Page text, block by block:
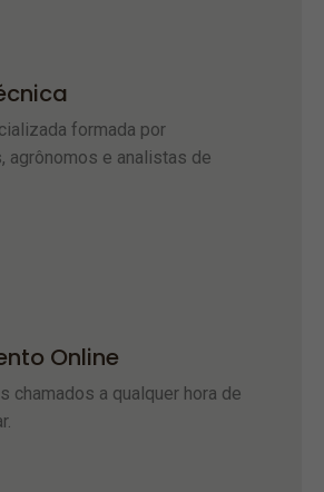
formada por
agrônomos e analistas de
Online
chamados a qualquer hora de